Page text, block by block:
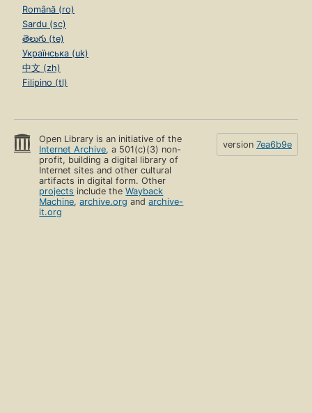
Română (ro)
Sardu (sc)
తెలుగు (te)
Українська (uk)
中文 (zh)
Filipino (tl)
Open Library is an initiative of the
Internet Archive, a 501(c)(3) non-
profit, building a digital library of
Internet sites and other cultural
artifacts in digital form. Other
projects include theWayback
Machine,archive.org andarchive-
it.org
version 7ea6b9e